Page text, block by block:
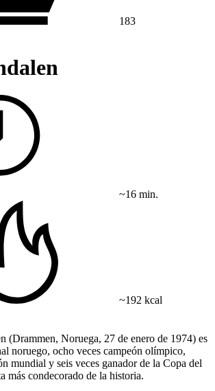
183
~16 min.
~192 kcal
(Drammen, Noruega, 27 de enero de 1974) es
noruego, ocho veces campeón olímpico,
mundial y seis veces ganador de la Copa del
más condecorado de la historia.